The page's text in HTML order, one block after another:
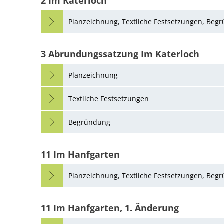
Planzeichnung, Textliche Festsetzungen,
3 Abrundungssatzung Im Katerloch
Planzeichnung
Textliche Festsetzungen
Begründung
11 Im Hanfgarten
Planzeichnung, Textliche Festsetzungen,
11 Im Hanfgarten, 1. Änderung